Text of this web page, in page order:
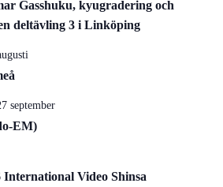
Gasshuku, kyugradering och
deltävling 3 i Linköping
september
EM)
International Video Shinsa